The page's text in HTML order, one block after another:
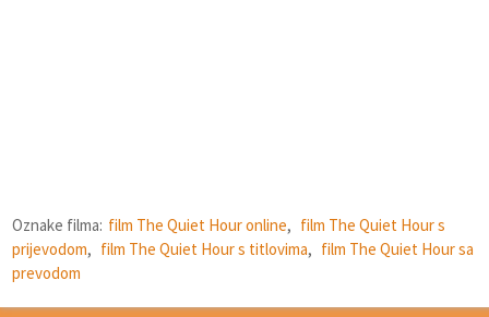
Oznake filma: film The Quiet Hour online, film The Quiet Hour s
prijevodom, film The Quiet Hour s titlovima, film The Quiet Hour sa
prevodom